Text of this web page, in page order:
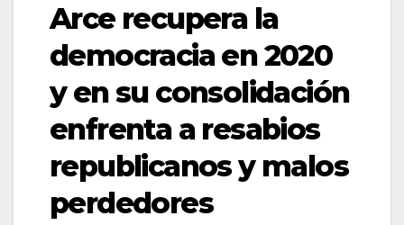
Arce recupera la
democracia en 2020
y en su consolidación
enfrenta a resabios
republicanos y malos
perdedores